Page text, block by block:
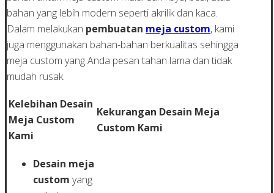
bahan yang lebih modern seperti akrilik dan kaca.
Dalam melakukan pembuatan meja custom, kami
juga menggunakan bahan-bahan berkualitas sehingga
meja custom yang Anda pesan tahan lama dan tidak
mudah rusak.
Kelebihan Desain
Meja Custom
Kami
Kekurangan Desain Meja
Custom Kami
Desain meja
custom yang